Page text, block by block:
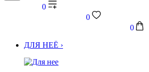
0
0
0
ДЛЯ НЕЁ ›